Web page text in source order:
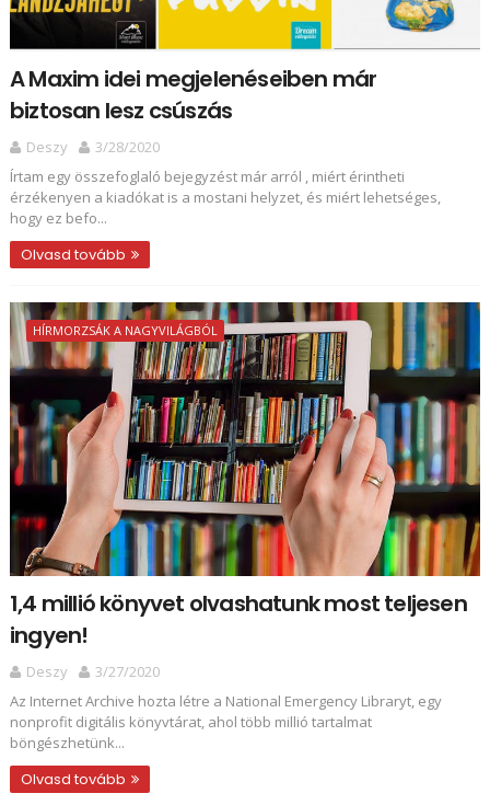
A Maxim idei megjelenéseiben már
biztosan lesz csúszás
Deszy
3/28/2020
Írtam egy összefoglaló bejegyzést már arról , miért érintheti
érzékenyen a kiadókat is a mostani helyzet, és miért lehetséges,
hogy ez befo...
Olvasd tovább
HÍRMORZSÁK A NAGYVILÁGBÓL
1,4 millió könyvet olvashatunk most teljesen
ingyen!
Deszy
3/27/2020
Az Internet Archive hozta létre a National Emergency Libraryt, egy
nonprofit digitális könyvtárat, ahol több millió tartalmat
böngészhetünk...
Olvasd tovább